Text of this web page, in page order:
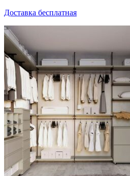
Доставка бесплатная